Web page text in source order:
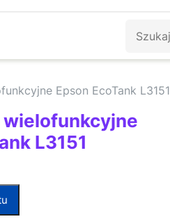
Epson EcoTank L3151
L3151